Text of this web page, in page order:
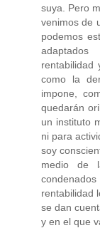
suya. Pero
venimos de
podemos
rentabilidad
como la
impone,
quedarán
un instituto
ni para
soy
medio de
rentabilidad
se dan
y en el que